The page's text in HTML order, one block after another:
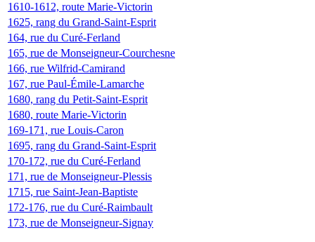
1610-1612, route Marie-Victorin
1625, rang du Grand-Saint-Esprit
164, rue du Curé-Ferland
165, rue de Monseigneur-Courchesne
166, rue Wilfrid-Camirand
167, rue Paul-Émile-Lamarche
1680, rang du Petit-Saint-Esprit
1680, route Marie-Victorin
169-171, rue Louis-Caron
1695, rang du Grand-Saint-Esprit
170-172, rue du Curé-Ferland
171, rue de Monseigneur-Plessis
1715, rue Saint-Jean-Baptiste
172-176, rue du Curé-Raimbault
173, rue de Monseigneur-Signay